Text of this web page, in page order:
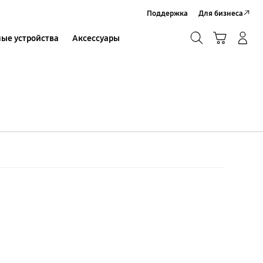
устройства Аксессуары
Поддержка Для бизнеса